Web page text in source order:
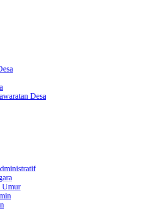
Desa
Umur